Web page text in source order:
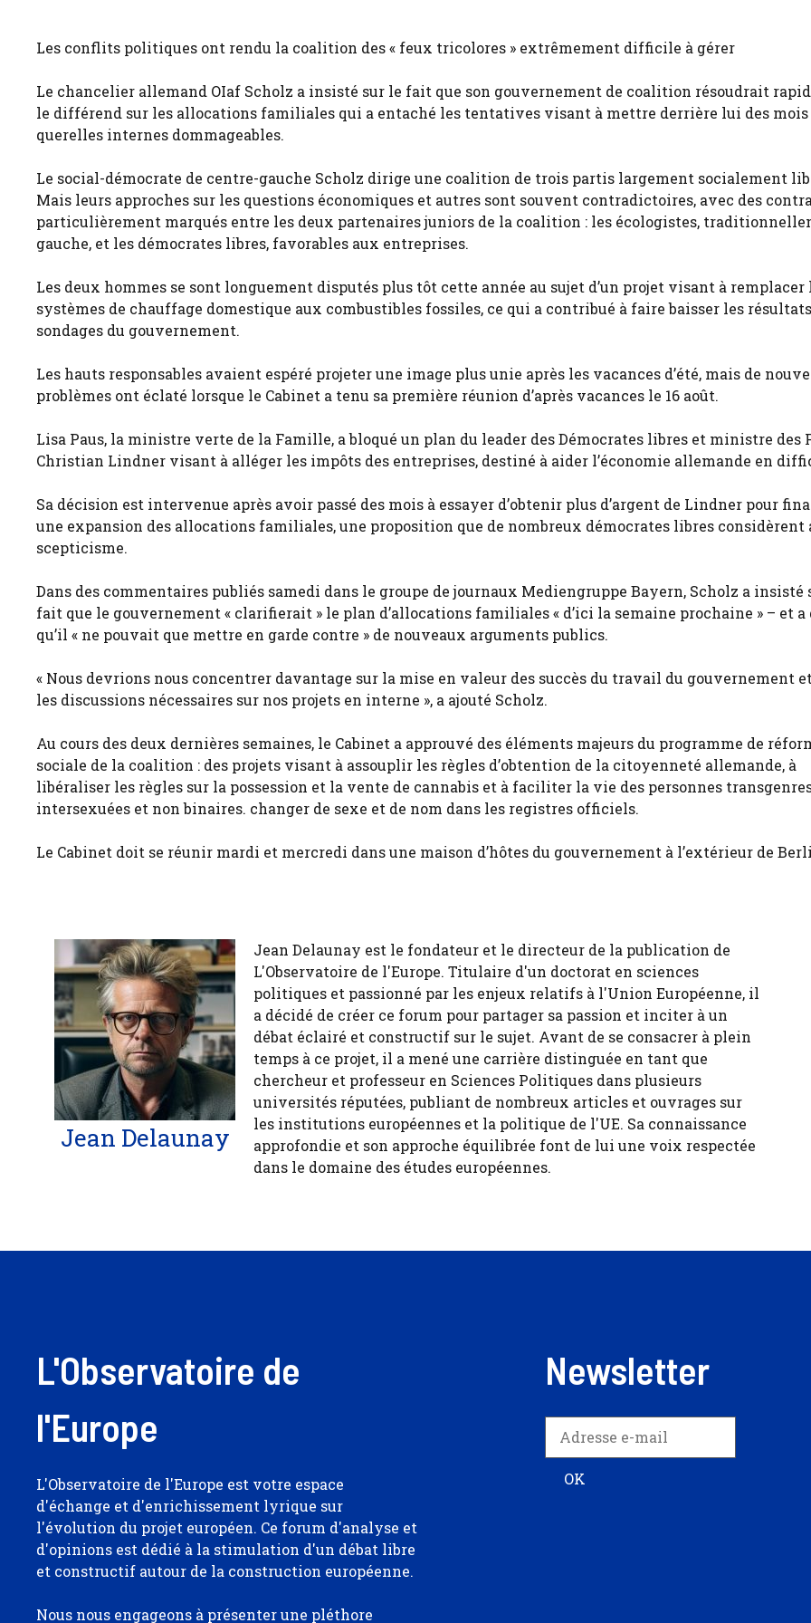
Les conflits politiques ont rendu la coalition des « feux tricolores » extrêmement difficile à gérer
Le chancelier allemand OIaf Scholz a insisté sur le fait que son gouvernement de coalition résoudrait
le différend sur les allocations familiales qui a entaché les tentatives visant à mettre derrière lui des mois
querelles internes dommageables.
Le social-démocrate de centre-gauche Scholz dirige une coalition de trois partis largement socialement
Mais leurs approches sur les questions économiques et autres sont souvent contradictoires, avec des
particulièrement marqués entre les deux partenaires juniors de la coalition : les écologistes,
gauche, et les démocrates libres, favorables aux entreprises.
Les deux hommes se sont longuement disputés plus tôt cette année au sujet d’un projet visant à remplacer
systèmes de chauffage domestique aux combustibles fossiles, ce qui a contribué à faire baisser les
sondages du gouvernement.
Les hauts responsables avaient espéré projeter une image plus unie après les vacances d’été, mais de
problèmes ont éclaté lorsque le Cabinet a tenu sa première réunion d’après vacances le 16 août.
Lisa Paus, la ministre verte de la Famille, a bloqué un plan du leader des Démocrates libres et ministre des
Christian Lindner visant à alléger les impôts des entreprises, destiné à aider l’économie allemande en
Sa décision est intervenue après avoir passé des mois à essayer d’obtenir plus d’argent de Lindner pour
une expansion des allocations familiales, une proposition que de nombreux démocrates libres considèrent
scepticisme.
Dans des commentaires publiés samedi dans le groupe de journaux Mediengruppe Bayern, Scholz a insisté
fait que le gouvernement « clarifierait » le plan d’allocations familiales « d’ici la semaine prochaine » – et a
qu’il « ne pouvait que mettre en garde contre » de nouveaux arguments publics.
« Nous devrions nous concentrer davantage sur la mise en valeur des succès du travail du gouvernement
les discussions nécessaires sur nos projets en interne », a ajouté Scholz.
Au cours des deux dernières semaines, le Cabinet a approuvé des éléments majeurs du programme de
sociale de la coalition : des projets visant à assouplir les règles d’obtention de la citoyenneté allemande, à
libéraliser les règles sur la possession et la vente de cannabis et à faciliter la vie des personnes
intersexuées et non binaires. changer de sexe et de nom dans les registres officiels.
Le Cabinet doit se réunir mardi et mercredi dans une maison d’hôtes du gouvernement à l’extérieur de
Jean Delaunay
Jean Delaunay est le fondateur et le directeur de la publication de
L'Observatoire de l'Europe. Titulaire d'un doctorat en sciences
politiques et passionné par les enjeux relatifs à l'Union Européenne, il
a décidé de créer ce forum pour partager sa passion et inciter à un
débat éclairé et constructif sur le sujet. Avant de se consacrer à plein
temps à ce projet, il a mené une carrière distinguée en tant que
chercheur et professeur en Sciences Politiques dans plusieurs
universités réputées, publiant de nombreux articles et ouvrages sur
les institutions européennes et la politique de l'UE. Sa connaissance
approfondie et son approche équilibrée font de lui une voix respectée
dans le domaine des études européennes.
L'Observatoire de
l'Europe
L'Observatoire de l'Europe est votre espace
d'échange et d'enrichissement lyrique sur
l'évolution du projet européen. Ce forum d'analyse et
d'opinions est dédié à la stimulation d'un débat libre
et constructif autour de la construction européenne.
Nous nous engageons à présenter une pléthore
Newsletter